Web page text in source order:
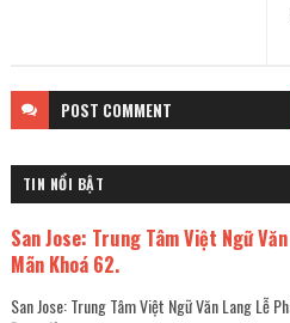
POST COMMENT
TIN NỔI BẬT
San Jose: Trung Tâm Việt Ngữ
Mãn Khoá 62.
San Jose: Trung Tâm Việt Ngữ Văn Lang Lễ